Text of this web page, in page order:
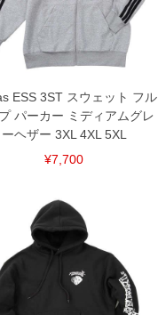
ださい。
とさせて頂いております。予め
商品は1本につき税込6,000円以
）となります。）
ます。
予めご了承下さい。
場合がございます。予めご了承
ますので店頭での売り違い、店
けしてしまう場合がございま
が、もしあった場合速やかにご
ESS 3ST スウェット フル
パーカー ミディアムグレ
ーヘザー 3XL 4XL 5XL
¥7,700